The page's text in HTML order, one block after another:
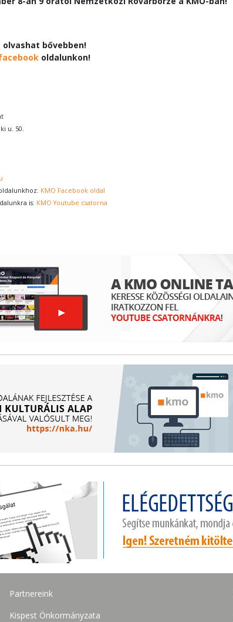
olvashat bővebben!
oldalunkon!
u. 50.
KMO Facebook oldal
is: KMO Youtube csatorna
Partnereink
Kispest Önkormányzata